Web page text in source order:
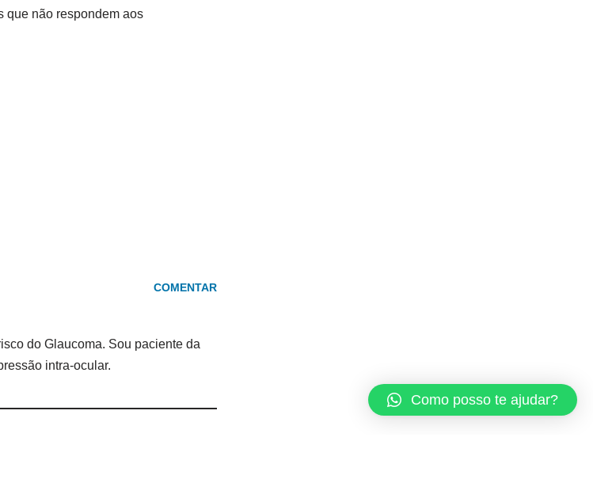
que não respondem aos
COMENTAR
do Glaucoma. Sou paciente da
intra-ocular.
Como posso te ajudar?